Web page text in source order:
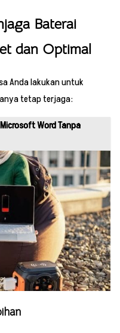
Baterai
dan Optimal
Anda lakukan untuk
tetap terjaga:
Word Tanpa